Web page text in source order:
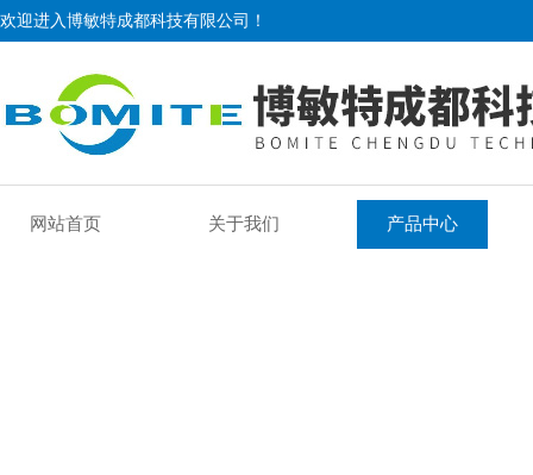
欢迎进入博敏特成都科技有限公司！
网站首页 关于我们 产品中心